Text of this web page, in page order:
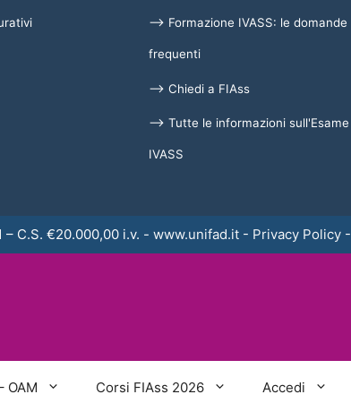
⟶ Formazione IVASS: le domande
frequenti
⟶ Chiedi a FIAss
⟶ Tutte le informazioni sull'Esame
IVASS
– C.S. €20.000,00 i.v. - www.unifad.it- Privacy Policy-
OAM Corsi FIAss 2026 Accedi